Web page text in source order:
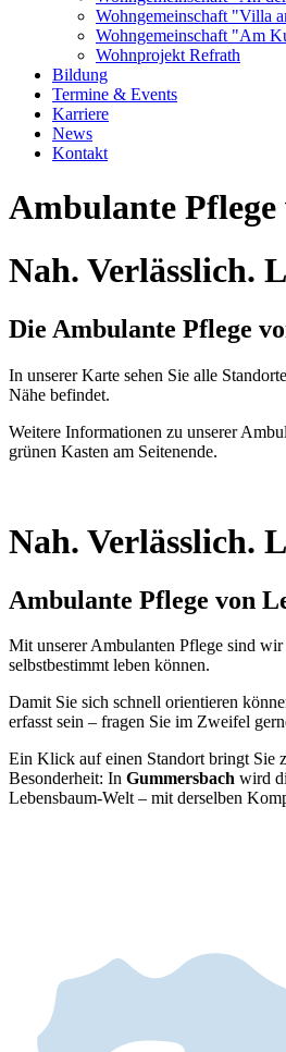
Wohngemeinschaft "Villa
Wohngemeinschaft "Am
Wohnprojekt Refrath
Bildung
Termine & Events
Karriere
News
Kontakt
Ambulante Pflege
Nah. Verlässlich.
Die Ambulante Pflege
In unserer Karte sehen Sie alle
Nähe befindet.
Weitere Informationen zu unserer
grünen Kasten am Seitenende.
Nah. Verlässlich.
Ambulante Pflege von
Mit unserer Ambulanten Pflege sind
selbstbestimmt leben können.
Damit Sie sich schnell orientieren
erfasst sein – fragen Sie im Zweifel
Ein Klick auf einen Standort bringt Sie
Besonderheit: In Gummersbach wird
Lebensbaum-Welt – mit derselben